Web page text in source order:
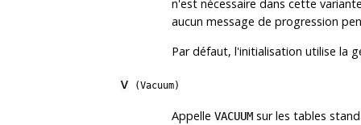
n'est nécessaire dans cette
aucun message de progression
Par défaut, l'initialisation utilise la
v (Vacuum)
Appelle VACUUMsur les tables